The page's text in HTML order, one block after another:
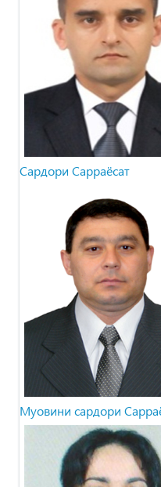
Cардори Сарраёсат
Муовини сардори